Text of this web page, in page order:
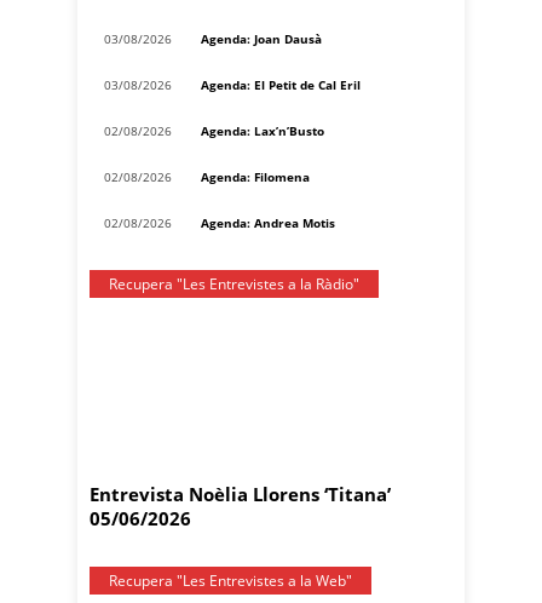
03/08/2026 Agenda: Joan Dausà
03/08/2026 Agenda: El Petit de Cal Eril
02/08/2026 Agenda: Lax’n’Busto
02/08/2026 Agenda: Filomena
02/08/2026 Agenda: Andrea Motis
Recupera "Les Entrevistes a la Ràdio"
Entrevista Noèlia Llorens ‘Titana’
05/06/2026
Recupera "Les Entrevistes a la Web"